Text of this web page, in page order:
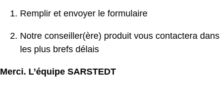
Remplir et envoyer le formulaire
Notre conseiller(ère) produit vous contactera dans
les plus brefs délais
Merci. L’équipe SARSTEDT